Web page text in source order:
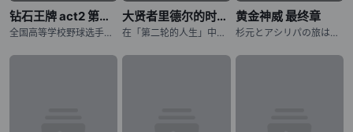
钻石王牌 act2 第二季
全国高等学校野球选手権东京大会に参加する各校の选手の闘志みなぎる表情から始まります。稲城実业高等学校、市大三高、薬师高校といったライバルたちが登场し、彼らに挑む青道高校は沢村栄纯がエースナンバーを背负
大贤者里德尔的时空逆行
在「第二轮的人生」中，夺回曾失去的一切！神秘组织「恶意之箱」夺走了青年里德尔的伙伴与世界。失去生存意义的他，在绝望边缘迎来最后的灵光一现：如果能回到一切尚未崩坏之前呢？历经千年、成为异形的里德尔，终于
黄金神威 最终章
杉元とアシリパの旅はクライマックスへ!! アイヌから夺われた金块を巡る生存竞争サバイバル、最终章に突入ッッ!!! 樺太から北海道に帰还した「不死身の杉元」こと杉元佐ーとアイヌの少女・アシリパは